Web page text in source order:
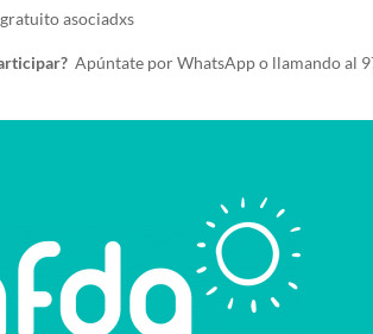
gratuito asociadxs
Apúntate por WhatsApp o llamando al